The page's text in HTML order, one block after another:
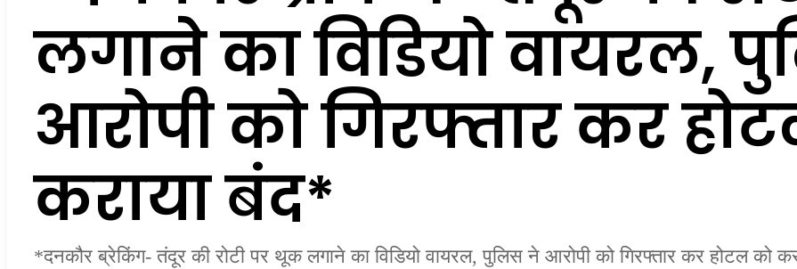
लगाने का विडियो वायरल,
आरोपी को गिरफ्तार कर
कराया बंद*
*दनकौर ब्रेकिंग- तंदूर की रोटी पर थूक लगाने का विडियो वायरल, पुलिस ने आरोपी को गिरफ्तार कर होटल को